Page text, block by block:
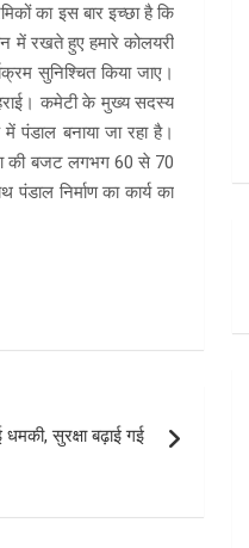
का इस बार इच्छा है कि
में रखते हुए हमारे कोलयरी
सुनिश्चित किया जाए।
कमेटी के मुख्य सदस्य
पंडाल बनाया जा रहा है।
की बजट लगभग 60 से 70
निर्माण का कार्य का
सुरक्षा बढ़ाई गई